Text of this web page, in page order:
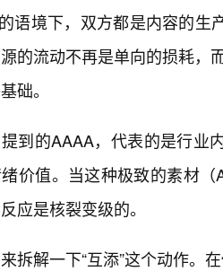
语境下，双方都是内容的
的流动不再是单向的损耗，
础。
到的AAAA，代表的是行业
价值。当这种极致的素材
应是核裂变级的。
拆解一下“互添”这个动作。